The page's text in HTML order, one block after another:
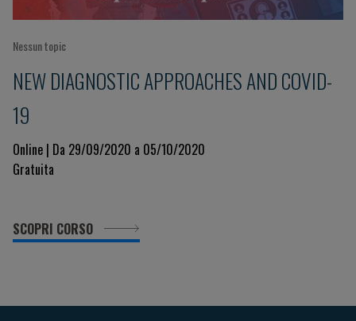
Nessun topic
NEW DIAGNOSTIC APPROACHES AND COVID-
19
Online | Da 29/09/2020 a 05/10/2020
Gratuita
SCOPRI CORSO